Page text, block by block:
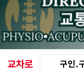
교차로 구인.